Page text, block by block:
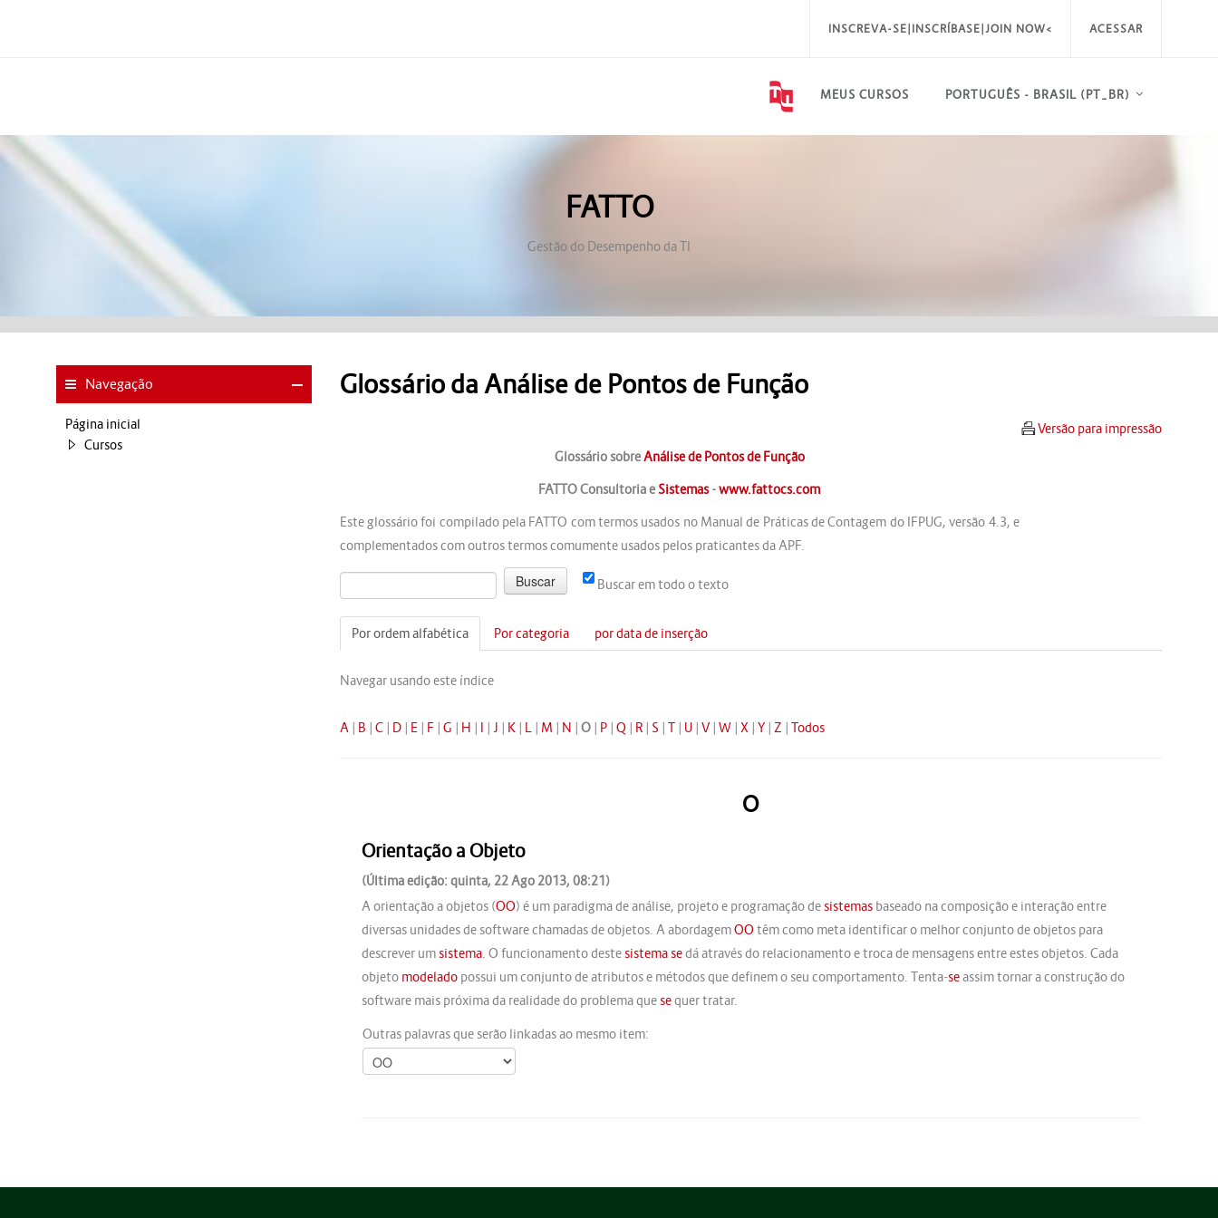
INSCREVA-SE|INSCRÍBASE|JOIN NOW< ACESSAR
MEUS CURSOS PORTUGUÊS - BRASIL ‎(PT_BR)‎
FATTO
Gestão do Desempenho da TI
Glossário da Análise de Pontos de Função
Versão para impressão
Glossário sobreAnálise de Pontos de Função
FATTO Consultoria e Sistemas-www.fattocs.com
Este glossário foi compilado pela FATTO com termos usados no Manual de Práticas de Contagem do IFPUG, versão 4.3, e
complementados com outros termos comumente usados pelos praticantes da APF.
Buscar em todo o texto
Por ordem alfabética Por categoria por data de inserção
Navegar usando este índice
A| B | C| D| E| F| G | H | I | J | K| L| M | N | O| P| Q | R| S | T| U| V| W| X| Y| Z | Todos
O
Orientação a Objeto
(Última edição: quinta, 22 Ago 2013, 08:21)
A orientação a objetos (OO) é um paradigma de análise, projeto e programação desistemasbaseado na composição e interação entre
diversas unidades de software chamadas de objetos. A abordagemOO têm como meta identificar o melhor conjunto de objetos para
descrever umsistema. O funcionamento destesistemasedá através do relacionamento e troca de mensagens entre estes objetos. Cada
objeto modeladopossui um conjunto de atributos e métodos que definem o seu comportamento. Tenta-seassim tornar a construção do
software mais próxima da realidade do problema quesequer tratar.
Outras palavras que serão linkadas ao mesmo item:
Navegação
Página inicial
Cursos